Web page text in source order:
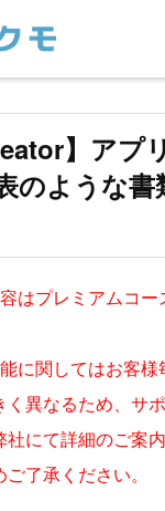
】アプ
のような
はプレミアムコ
に関してはお客
く異なるため、サ
にて詳細のご案
了承ください。